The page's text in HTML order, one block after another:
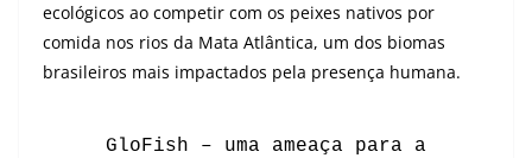
ecológicos ao competir com os peixes nativos por
comida nos rios da Mata Atlântica, um dos biomas
brasileiros mais impactados pela presença humana.
GloFish – uma ameaça para a